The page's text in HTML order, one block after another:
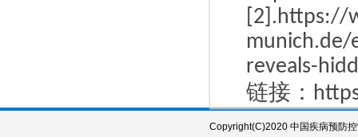
[2].https://
munich.de/
reveals-
链接：
Copyright(C)2020 中国疾病预防